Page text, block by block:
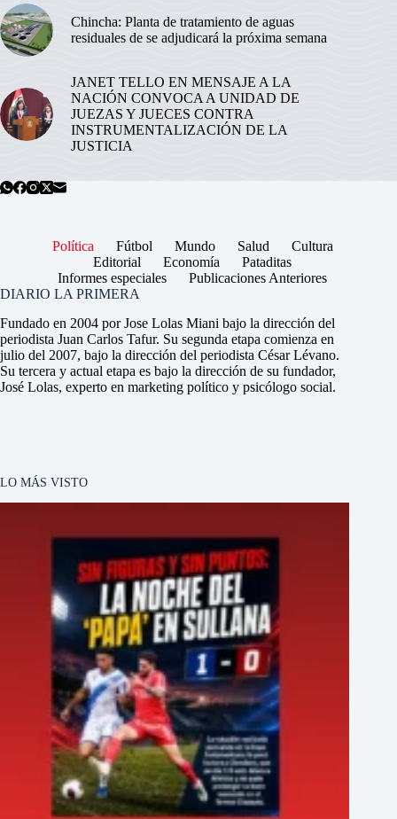
Chincha: Planta de tratamiento de aguas
residuales de se adjudicará la próxima semana
JANET TELLO EN MENSAJE A LA
NACIÓN CONVOCA A UNIDAD DE
JUEZAS Y JUECES CONTRA
INSTRUMENTALIZACIÓN DE LA
JUSTICIA
Política Fútbol Mundo Salud
Cultura
Editorial
Economía
Pataditas
Informes especiales
Publicaciones Anteriores
DIARIO LA PRIMERA
Fundado en 2004 por Jose Lolas Miani bajo la dirección del
periodista Juan Carlos Tafur. Su segunda etapa comienza en
julio del 2007, bajo la dirección del periodista César Lévano.
Su tercera y actual etapa es bajo la dirección de su fundador,
José Lolas, experto en marketing político y psicólogo social.
LO MÁS VISTO